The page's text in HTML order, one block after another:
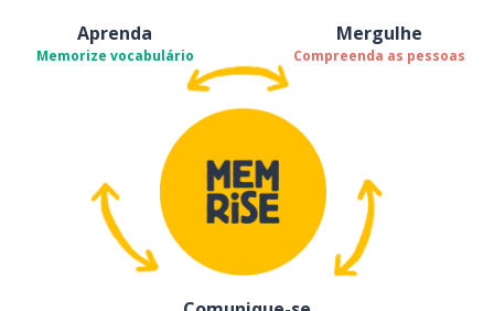
Aprenda
Memorize vocabulário
Mergulhe
Compreenda as pessoas